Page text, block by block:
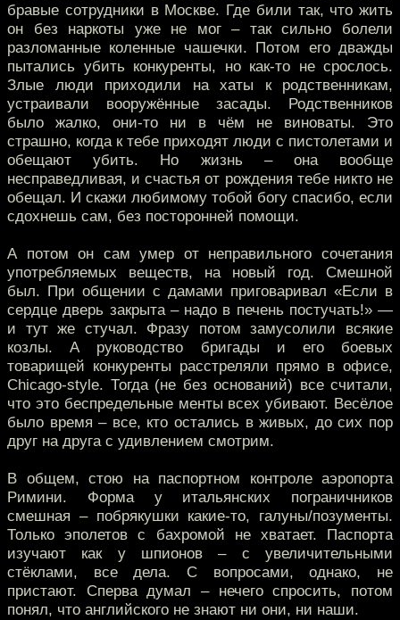
бравые сотрудники в Москве. Где били так, что жить
он без наркоты уже не мог – так сильно болели
разломанные коленные чашечки. Потом его дважды
пытались убить конкуренты, но как-то не срослось.
Злые люди приходили на хаты к родственникам,
устраивали вооружённые засады. Родственников
было жалко, они-то ни в чём не виноваты. Это
страшно, когда к тебе приходят люди с пистолетами и
обещают убить. Но жизнь – она вообще
несправедливая, и счастья от рождения тебе никто не
обещал. И скажи любимому тобой богу спасибо, если
сдохнешь сам, без посторонней помощи.
А потом он сам умер от неправильного сочетания
употребляемых веществ, на новый год. Смешной
был. При общении с дамами приговаривал «Если в
сердце дверь закрыта – надо в печень постучать!» —
и тут же стучал. Фразу потом замусолили всякие
козлы. А руководство бригады и его боевых
товарищей конкуренты расстреляли прямо в офисе,
Chicago-style. Тогда (не без оснований) все считали,
что это беспредельные менты всех убивают. Весёлое
было время – все, кто остались в живых, до сих пор
друг на друга с удивлением смотрим.
В общем, стою на паспортном контроле аэропорта
Римини. Форма у итальянских пограничников
смешная – побрякушки какие-то, галуны/позументы.
Только эполетов с бахромой не хватает. Паспорта
изучают как у шпионов – с увеличительными
стёклами, все дела. С вопросами, однако, не
пристают. Сперва думал – нечего спросить, потом
понял, что английского не знают ни они, ни наши.